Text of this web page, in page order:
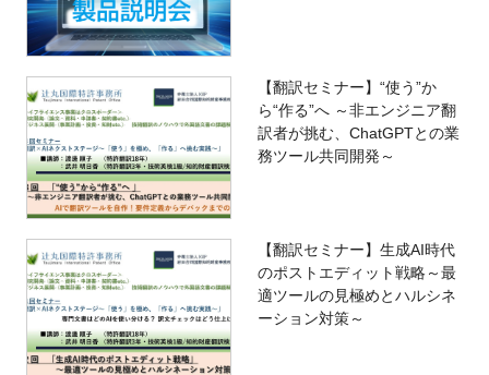
【翻訳セミナー】“使う”か
ら“作る”へ ～非エンジニア翻
訳者が挑む、ChatGPTとの業
務ツール共同開発～
【翻訳セミナー】生成AI時代
のポストエディット戦略～最
適ツールの見極めとハルシネ
ーション対策～